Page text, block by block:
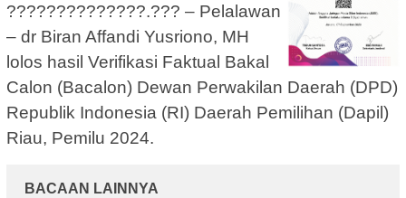
??????????????.??? – Pelalawan
– dr Biran Affandi Yusriono, MH
lolos hasil Verifikasi Faktual Bakal
Calon (Bacalon) Dewan Perwakilan Daerah (DPD)
Republik Indonesia (RI) Daerah Pemilihan (Dapil)
Riau, Pemilu 2024.
BACAAN LAINNYA